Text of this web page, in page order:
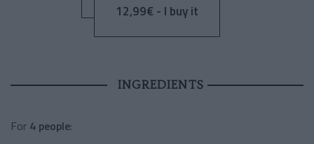
12,99€ - I buy it
INGREDIENTS
For 4 people: